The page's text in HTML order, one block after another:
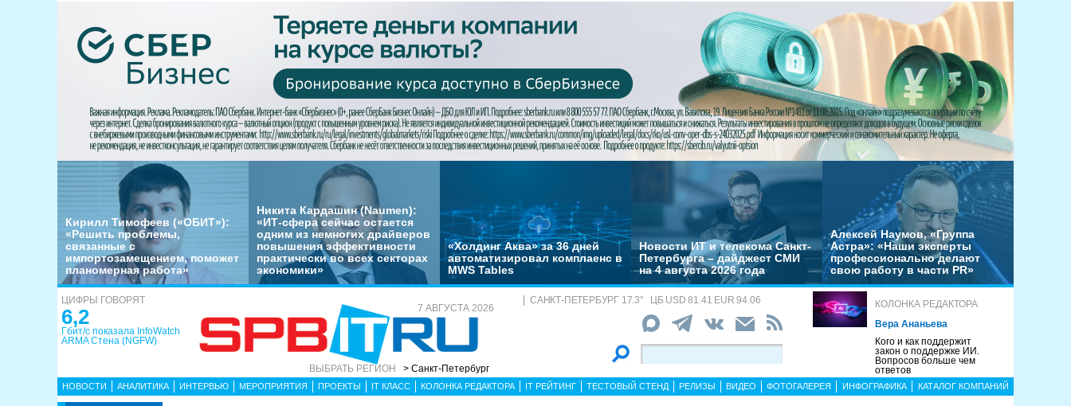
Кирилл Тимофеев («ОБИТ»):
«Решить проблемы,
связанные с
импортозамещением, поможет
планомерная работа»
Никита Кардашин (Naumen):
«ИТ-сфера сейчас остается
одним из немногих драйверов
повышения эффективности
практически во всех секторах
экономики»
«Холдинг Аква» за 36 дней
автоматизировал комплаенс в
MWS Tables
Новости ИТ и телекома Санкт-
Петербурга – дайджест СМИ
на 4 августа 2026 года
Алексей Наумов, «Группа
Астра»: «Наши эксперты
профессионально делают
свою работу в части PR»
ЦИФРЫ ГОВОРЯТ
6,2
Гбит/с показала InfoWatch
ARMA Стена (NGFW)
7 АВГУСТА 2026
ВЫБРАТЬ РЕГИОН > Санкт-Петербург
САНКТ-ПЕТЕРБУРГ 17.3° ЦБ USD 81.41 EUR 94.06
КОЛОНКА РЕДАКТОРА
Вера Ананьева
Кого и как поддержит
закон о поддержке ИИ.
Вопросов больше чем
ответов
НОВОСТИ АНАЛИТИКА ИНТЕРВЬЮ МЕРОПРИЯТИЯ ПРОЕКТЫ IT КЛАСС КОЛОНКА РЕДАКТОРА IT РЕЙТИНГ ТЕСТОВЫЙ СТЕНД РЕЛИЗЫ ВИДЕО ФОТОГАЛЕРЕЯ ИНФОГРАФИКА КАТАЛОГ КОМПАНИЙ